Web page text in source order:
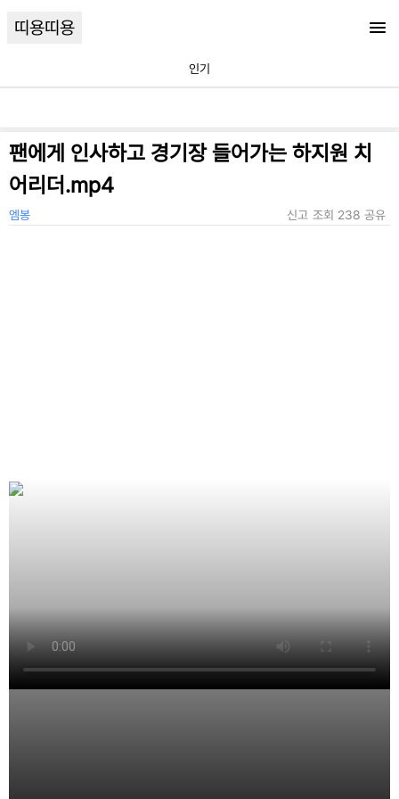
띠용띠용
인기
팬에게 인사하고 경기장 들어가는 하지원 치
어리더.mp4
엠봉 신고 조회 238 공유